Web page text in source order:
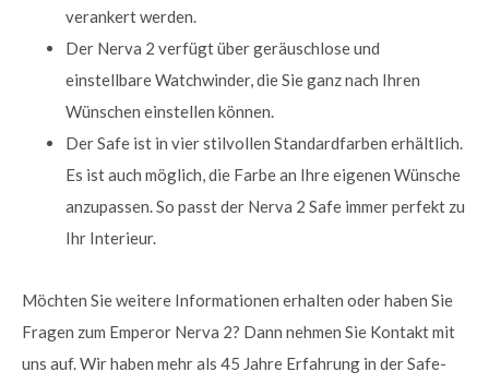
verankert werden.
Der Nerva 2 verfügt über geräuschlose und
einstellbare Watchwinder, die Sie ganz nach Ihren
Wünschen einstellen können.
Der Safe ist in vier stilvollen Standardfarben erhältlich.
Es ist auch möglich, die Farbe an Ihre eigenen Wünsche
anzupassen. So passt der Nerva 2 Safe immer perfekt zu
Ihr Interieur.
Möchten Sie weitere Informationen erhalten oder haben Sie
Fragen zum Emperor Nerva 2? Dann nehmen Sie Kontakt mit
uns auf. Wir haben mehr als 45 Jahre Erfahrung in der Safe-